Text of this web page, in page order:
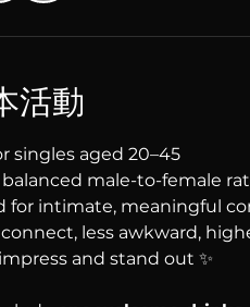
活動
singles aged 20–45
male-to-female
for intimate, meaningful
connect, less awkward,
and stand out ✨